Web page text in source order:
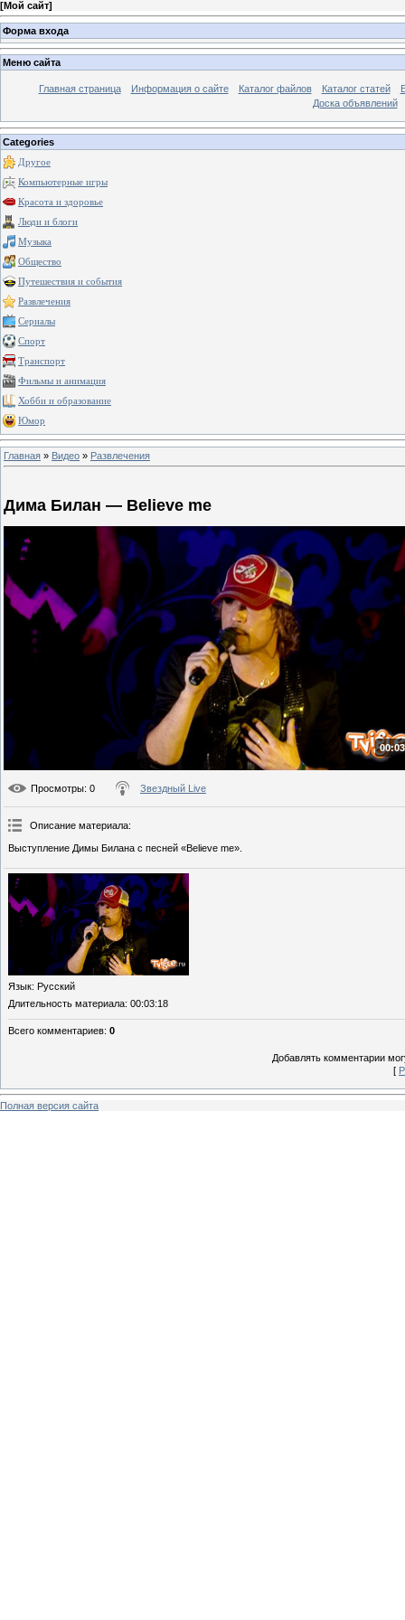
[Мой сайт]
Форма входа
Меню сайта
Главная страница Информация о сайте Каталог файлов Каталог статей
Доска объявлений
Categories
Другое
Компьютерные игры
Красота и здоровье
Люди и блоги
Музыка
Общество
Путешествия и события
Развлечения
Сериалы
Спорт
Транспорт
Фильмы и анимация
Хобби и образование
Юмор
Главная » Видео » Развлечения
Дима Билан — Believe me
Просмотры: 0 Звездный Live
Описание материала:
Выступление Димы Билана с песней «Believe me».
Язык: Русский
Длительность материала: 00:03:18
Всего комментариев: 0
Добавлять комментарии
[
Полная версия сайта